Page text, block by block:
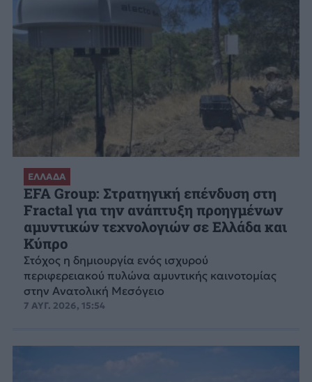
ΕΛΛΑΔΑ
EFA Group: Στρατηγική επένδυση στη
Fractal για την ανάπτυξη προηγμένων
αμυντικών τεχνολογιών σε Ελλάδα και
Κύπρο
Στόχος η δημιουργία ενός ισχυρού
περιφερειακού πυλώνα αμυντικής καινοτομίας
στην Ανατολική Μεσόγειο
7 ΑΥΓ. 2026, 15:54